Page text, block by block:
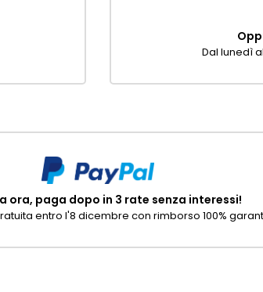
Dal lunedì
ora, paga dopo in 3 rate senza interessi!
entro l'8 dicembre con rimborso 100%